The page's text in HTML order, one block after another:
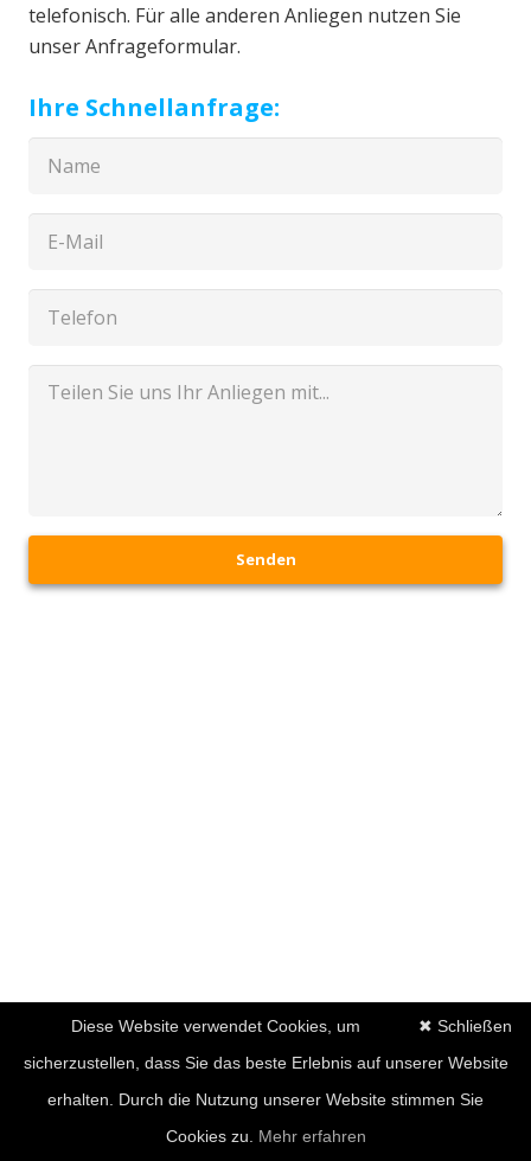
telefonisch. Für alle anderen Anliegen nutzen Sie
unser Anfrageformular.
Ihre Schnellanfrage:
Senden
✖ Schließen
Diese Website verwendet Cookies, um
sicherzustellen, dass Sie das beste Erlebnis auf unserer Website
erhalten. Durch die Nutzung unserer Website stimmen Sie
Cookies zu. Mehr erfahren